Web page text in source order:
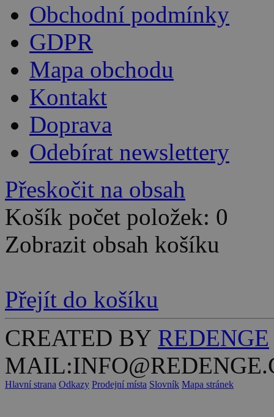
Obchodní podmínky
GDPR
Mapa obchodu
Kontakt
Doprava
Odebírat newslettery
Přeskočit na obsah
Košík počet položek: 0
Zobrazit obsah košíku
Přejít do košíku
CREATED BY REDENGE
Hlavní strana Odkazy Prodejní místa Slovník Mapa stránek